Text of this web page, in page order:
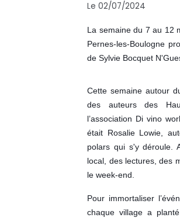
Le 02/07/2024
La semaine du 7 au 12
Pernes-les-Boulogne
de Sylvie Bocquet
Cette semaine autour
des auteurs des
l’association Di vino
était Rosalie Lowie,
polars qui s'y déroule
local, des lectures, des
le week-end.
Pour immortaliser
chaque village a